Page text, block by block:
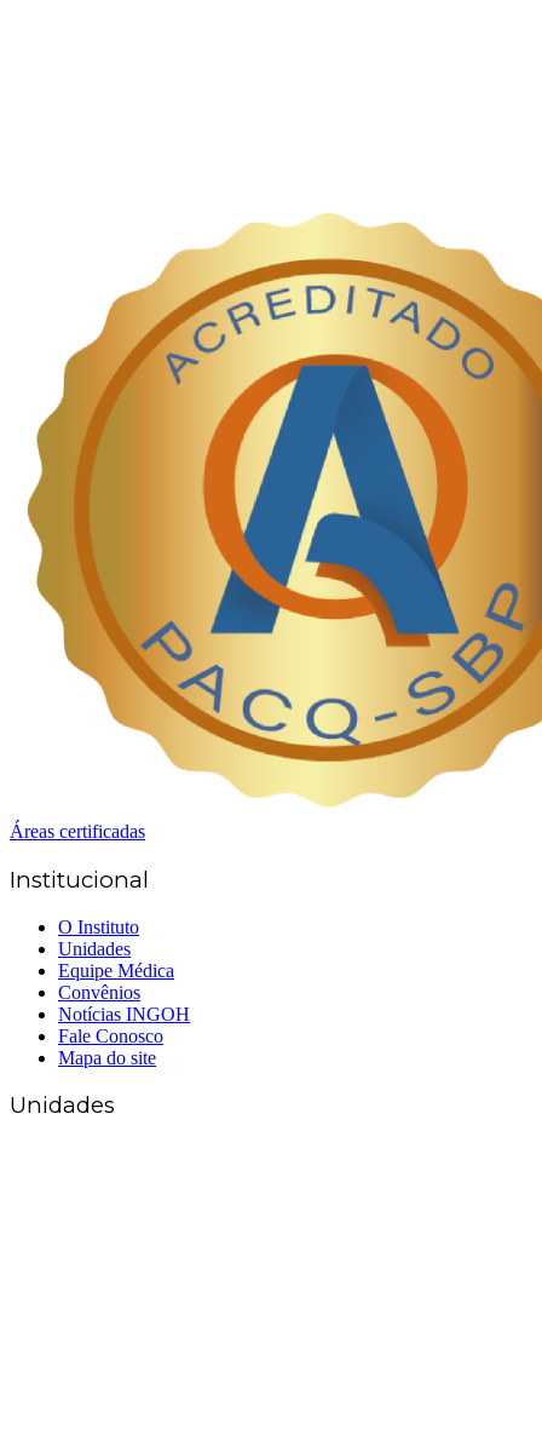
Áreas certificadas
Institucional
O Instituto
Unidades
Equipe Médica
Convênios
Notícias INGOH
Fale Conosco
Mapa do site
Unidades